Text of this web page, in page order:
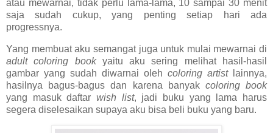
atau mewarnai, tidak perlu lama-lama, 10 sampai 30 menit
saja sudah cukup, yang penting setiap hari ada
progressnya.
Yang membuat aku semangat juga untuk mulai mewarnai di
adult coloring bookyaitu aku sering melihat hasil-hasil
gambar yang sudah diwarnai oleh coloring artistlainnya,
hasilnya bagus-bagus dan karena banyak coloring book
yang masuk daftar wish list, jadi buku yang lama harus
segera diselesaikan supaya aku bisa beli buku yang baru.